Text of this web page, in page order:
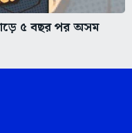
৫ বছর পর অসম